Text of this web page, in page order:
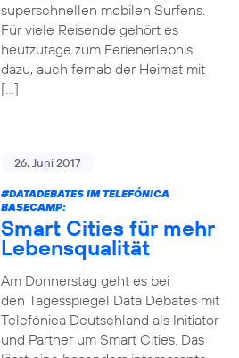
superschnellen mobilen Surfens.
Für viele Reisende gehört es
heutzutage zum Ferienerlebnis
dazu, auch fernab der Heimat mit
[…]
26. Juni 2017
#DATADEBATESIM TELEFÓNICA
BASECAMP:
Smart Cities für mehr
Lebensqualität
Am Donnerstag geht es bei
den Tagesspiegel Data Debates mit
Telefónica Deutschland als Initiator
und Partner um Smart Cities. Das